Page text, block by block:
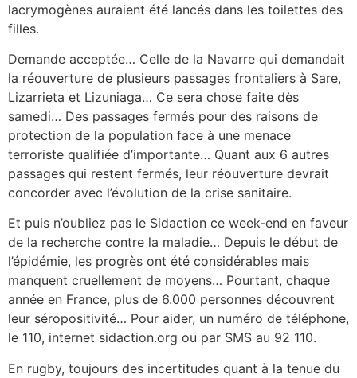
lacrymogènes auraient été lancés dans les toilettes des
filles.
Demande acceptée… Celle de la Navarre qui demandait
la réouverture de plusieurs passages frontaliers à Sare,
Lizarrieta et Lizuniaga… Ce sera chose faite dès
samedi… Des passages fermés pour des raisons de
protection de la population face à une menace
terroriste qualifiée d’importante… Quant aux 6 autres
passages qui restent fermés, leur réouverture devrait
concorder avec l’évolution de la crise sanitaire.
Et puis n’oubliez pas le Sidaction ce week-end en faveur
de la recherche contre la maladie… Depuis le début de
l’épidémie, les progrès ont été considérables mais
manquent cruellement de moyens… Pourtant, chaque
année en France, plus de 6.000 personnes découvrent
leur séropositivité… Pour aider, un numéro de téléphone,
le 110, internet sidaction.org ou par SMS au 92 110.
En rugby, toujours des incertitudes quant à la tenue du